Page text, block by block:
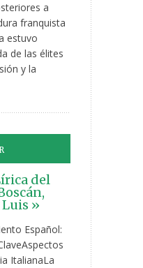
a
franquista
estuvo
de las élites
y la
del
Luis »
Español:
ItalianaLa